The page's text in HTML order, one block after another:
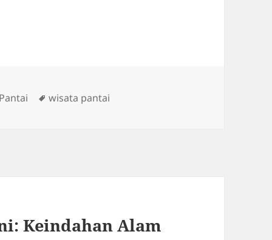
Tags
wisata pantai
Keindahan Alam